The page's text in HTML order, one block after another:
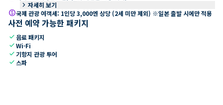
keyboard_arrow_right 자세히 보기
paid국제 관광 여객세: 1인당 3,000엔 상당 (2세 미만 제외) ※일본 출발 시에만 적용
사전 예약 가능한 패키지
check 음료 패키지
checkWi-Fi
check 기항지 관광 투어
check 스파